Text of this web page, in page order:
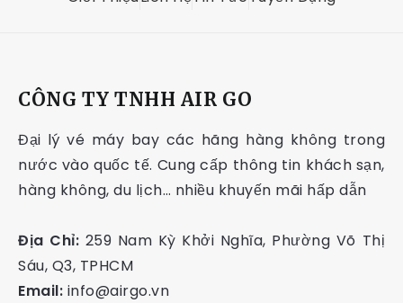
CÔNG TY TNHH AIR GO
Đại lý vé máy bay các hãng hàng không trong
nước vào quốc tế. Cung cấp thông tin khách sạn,
hàng không, du lịch… nhiều khuyến mãi hấp dẫn
Địa Chỉ: 259 Nam Kỳ Khởi Nghĩa, Phường Võ Thị
Sáu, Q3, TPHCM
Email: info@airgo.vn